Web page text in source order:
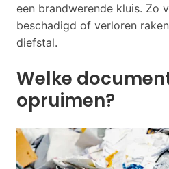
een brandwerende kluis. Zo
beschadigd of verloren
diefstal.
Welke
opruimen?